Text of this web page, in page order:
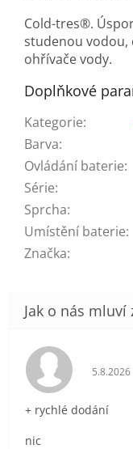
Cold-tres®.
studenou vodou,
ohřívače vody.
Doplňkové
Kategorie:
Barva:
Ovládání baterie:
Série:
Sprcha:
Umístění baterie:
Značka:
5.8.2026
+ rychlé dodání
nic